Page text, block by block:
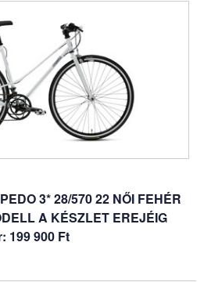
3* 28/570 22 NŐI FEHÉR
A KÉSZLET EREJÉIG
199 900 Ft